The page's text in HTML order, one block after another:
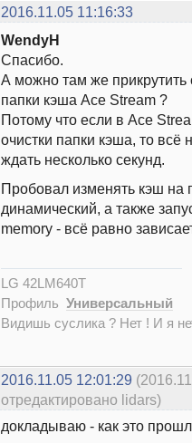
2016.11.05 11:16:33
WendyH
Спасибо.
А можно там же прикрутить
папки кэша Ace Stream ?
Потому что если в Ace
очистки папки кэша, то всё
ждать несколько секунд.
Пробовал изменять кэш на
динамический, а также
memory - всё равно
LG 42LM640T
Профиль Универсальный
Видишь суслика ? Нет ! И я
2016.11.05 12:01:29
отредактировано lidars)
докладываю - как это